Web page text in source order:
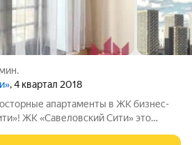
, 4 квартал 2018
апартаменты в ЖК бизнес-
ЖК «Савеловский Сити» это